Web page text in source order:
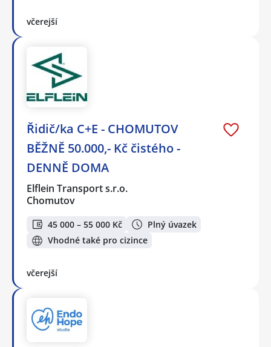
včerejší
Řidič/ka C+E - CHOMUTOV
BĚŽNĚ 50.000,- Kč čistého -
DENNĚ DOMA
Elflein Transport s.r.o.
Chomutov
45 000 – 55 000 Kč
Plný úvazek
Vhodné také pro cizince
včerejší